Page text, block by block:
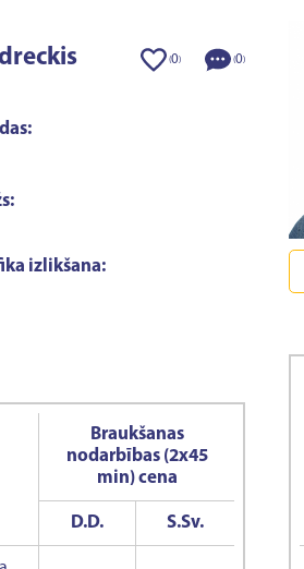
(0) (0)
izlikšana:
Braukšanas
nodarbības (2x45
min) cena
D.D. S.Sv.